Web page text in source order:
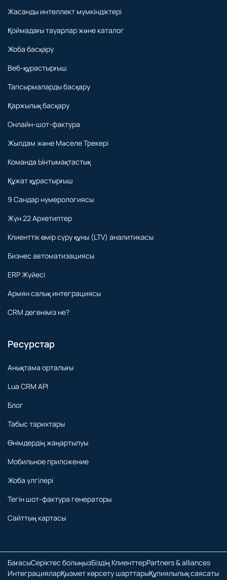
Жасанды интеллект мүмкіндіктері
Қоймадағы тауарлар және каталог
Жоба басқару
Веб-құрастырғыш
Тапсырмаларды басқару
Қаржылық басқару
Онлайн-шот-фактура
Жылдам және Мәселе Трекері
Команда Ынтымақтастық
Құжат құрастырғыш
9 Сандар нумерологиясы
Жүн 22 Архетиптер
Клиенттік өмір сүру құны (LTV) аналитикасы
Бизнес автоматизациясы
ERP Жүйесі
Армян салық интеграциясы
CRM дегеніміз не?
Ресурстар
Анықтама орталығы
Lua CRM API
Блог
Табыс тарихтары
Өнімдердің жаңартылуы
Мобильное приложение
Жоба үлгілері
Тегін шот-фактура генераторы
Сайттың картасы
БағасыСеріктес болыңызБіздің КлиенттерPartners & alliances
ИнтеграцияларҚызмет көрсету шарттарыҚұпиялылық саясаты